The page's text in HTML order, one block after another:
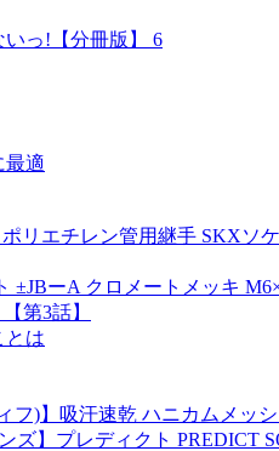
っ!【分冊版】 6
最適
リエチレン管用継手 SKXソ
±JBーA クロメートメッキ
第3話】
とは
フ)】吸汗速乾 ハニカムメ
ズ】プレディクト PREDICT